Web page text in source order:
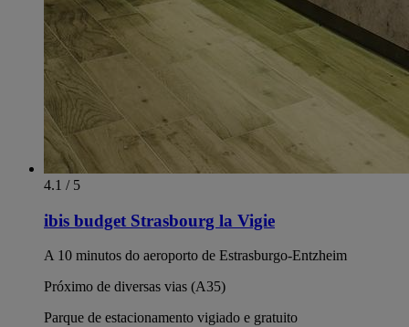
4.1 / 5
ibis budget Strasbourg la Vigie
A 10 minutos do aeroporto de Estrasburgo-Entzheim
Próximo de diversas vias (A35)
Parque de estacionamento vigiado e gratuito